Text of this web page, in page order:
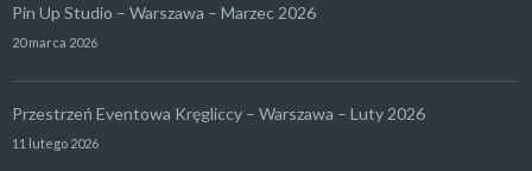
Pin Up Studio – Warszawa – Marzec 2026
20 marca 2026
Przestrzeń Eventowa Kręgliccy – Warszawa – Luty 2026
11 lutego 2026